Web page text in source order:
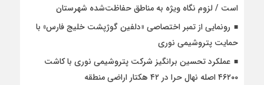
است / لزوم نگاه ویژه به مناطق حفاظت‌شده شهرستان
رونمایی از تمبر اختصاصی «دلفین گوژپشت خلیج فارس» با
حمایت پتروشیمی نوری
عملکرد تحسین برانگیز شرکت پتروشیمی نوری با کاشت
۴۶۲۰۰ اصله نهال حرا در ۴۲ هکتار اراضی منطقه